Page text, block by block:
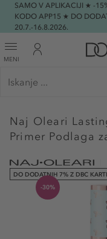
SAMO V APLIKACIJI ★ -
KODO APP15 ★ DO
20.7.-16.8.2026.
MENI
Naj Oleari
Primer Podlaga
DO DODATNIH 7% Z DBC
-30%